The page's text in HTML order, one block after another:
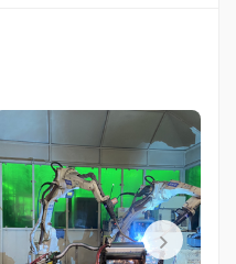
yang ketat,
permintaan
baik dari dalam
berkelanjutan
internasional
ini menjadi mitra
terkemuka.